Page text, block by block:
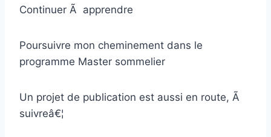
Continuer Ã apprendre
Poursuivre mon cheminement dans le
programme Master sommelier
Un projet de publication est aussi en route, Ã
suivreâ€¦